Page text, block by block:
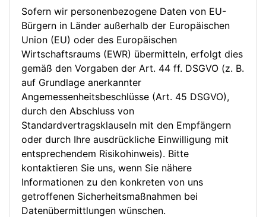
Sofern wir personenbezogene Daten von EU-
Bürgern in Länder außerhalb der Europäischen
Union (EU) oder des Europäischen
Wirtschaftsraums (EWR) übermitteln, erfolgt dies
gemäß den Vorgaben der Art. 44 ff. DSGVO (z. B.
auf Grundlage anerkannter
Angemessenheitsbeschlüsse (Art. 45 DSGVO),
durch den Abschluss von
Standardvertragsklauseln mit den Empfängern
oder durch Ihre ausdrückliche Einwilligung mit
entsprechendem Risikohinweis). Bitte
kontaktieren Sie uns, wenn Sie nähere
Informationen zu den konkreten von uns
getroffenen Sicherheitsmaßnahmen bei
Datenübermittlungen wünschen.